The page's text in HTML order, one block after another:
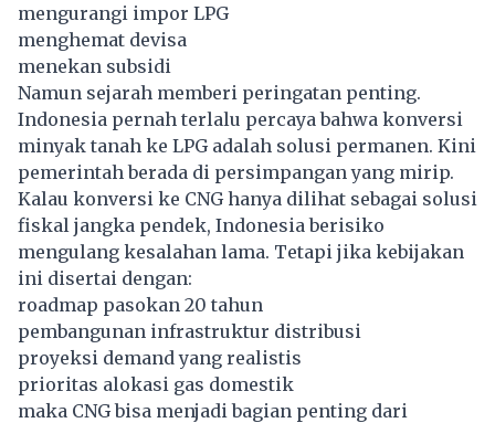
mengurangi impor LPG
menghemat devisa
menekan subsidi
Namun sejarah memberi peringatan penting.
Indonesia pernah terlalu percaya bahwa konversi
minyak tanah ke LPG adalah solusi permanen. Kini
pemerintah berada di persimpangan yang mirip.
Kalau konversi ke CNG hanya dilihat sebagai solusi
fiskal jangka pendek, Indonesia berisiko
mengulang kesalahan lama. Tetapi jika kebijakan
ini disertai dengan:
roadmap pasokan 20 tahun
pembangunan infrastruktur distribusi
proyeksi demand yang realistis
prioritas alokasi gas domestik
maka CNG bisa menjadi bagian penting dari